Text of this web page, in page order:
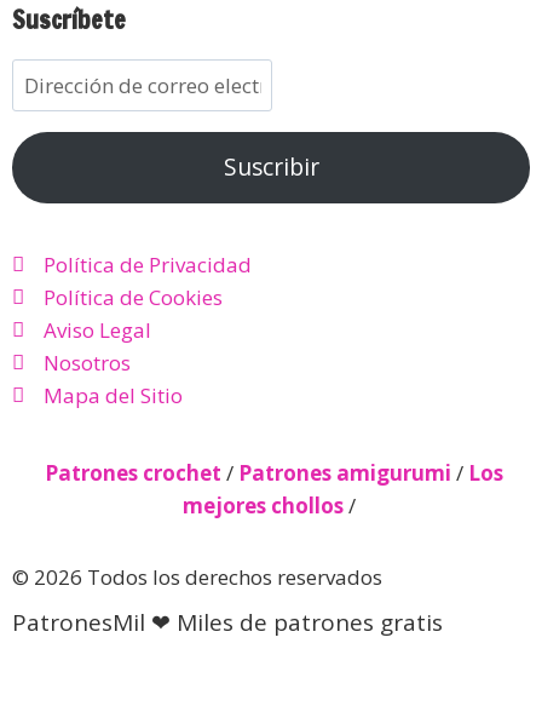
Suscríbete
Suscribir
Política de Privacidad
Política de Cookies
Aviso Legal
Nosotros
Mapa del Sitio
Patrones crochet / Patrones amigurumi / Los
mejores chollos/
© 2026 Todos los derechos reservados
PatronesMil ❤ Miles de patrones gratis